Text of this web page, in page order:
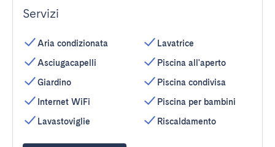
Servizi
Aria condizionata
Asciugacapelli
Giardino
Internet WiFi
Lavastoviglie
Lavatrice
Piscina all'aperto
Piscina condivisa
Piscina per bambini
Riscaldamento